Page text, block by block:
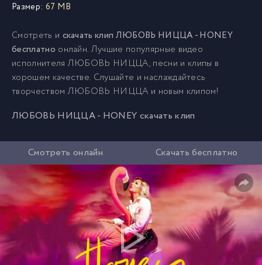
Размер: 67 MB
Смотреть и скачать клип ЛЮБОВЬ НИЦЦА - HONEY
бесплатно онлайн. Лучшие популярные видео
исполнителя ЛЮБОВЬ НИЦЦА, песни и клипы в
хорошем качестве. Слушайте и наслаждайтесь
творчеством ЛЮБОВЬ НИЦЦА и новым клипом!
ЛЮБОВЬ НИЦЦА - HONEY скачать клип
Смотреть онлайн Скачать бесплатно